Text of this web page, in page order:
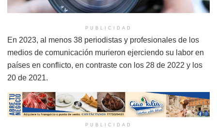
PUBLICIDAD
En 2023, al menos 38 periodistas y profesionales de los
medios de comunicación murieron ejerciendo su labor en
países en conflicto, en contraste con los 28 de 2022 y los
20 de 2021.
PUBLICIDAD